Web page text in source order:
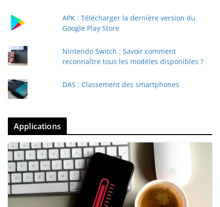
APK : Télécharger la dernière version du
Google Play Store
Nintendo Switch : Savoir comment
reconnaître tous les modèles disponibles ?
DAS : Classement des smartphones
Applications